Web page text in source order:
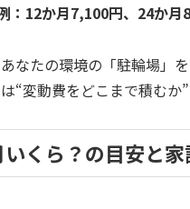
：12か月7,100円、24か月
なたの環境の「駐輪場」
“変動費をどこまで積むか”
くら？の目安と